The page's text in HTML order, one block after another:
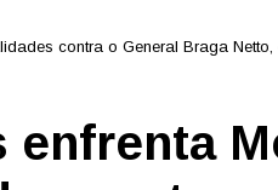
contra o General Braga
enfrenta